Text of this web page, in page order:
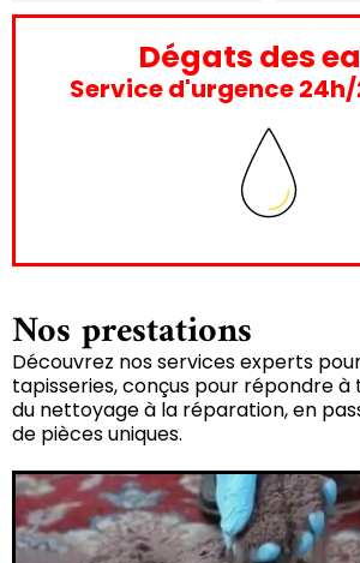
Dégats des
Service d'urgence
Nos prestations
Découvrez nos services experts
tapisseries, conçus pour répondre à
du nettoyage à la réparation, en
de pièces uniques.